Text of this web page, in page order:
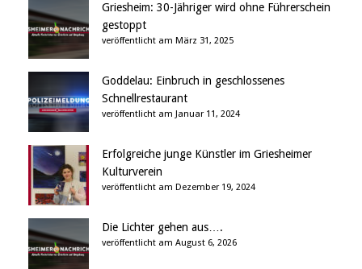
Griesheim: 30-Jähriger wird ohne Führerschein
gestoppt
veröffentlicht am März 31, 2025
Goddelau: Einbruch in geschlossenes
Schnellrestaurant
veröffentlicht am Januar 11, 2024
Erfolgreiche junge Künstler im Griesheimer
Kulturverein
veröffentlicht am Dezember 19, 2024
Die Lichter gehen aus….
veröffentlicht am August 6, 2026